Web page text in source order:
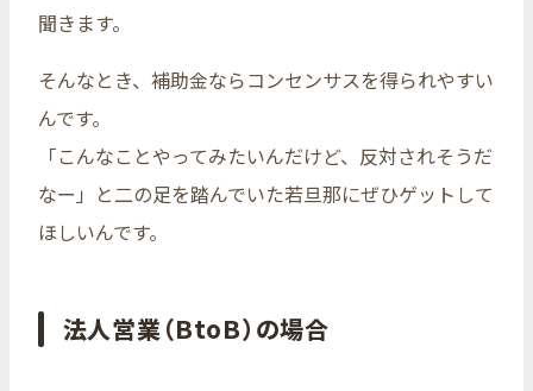
聞きます。
そんなとき、補助金ならコンセンサスを得られやすい
んです。
「こんなことやってみたいんだけど、反対されそうだ
なー」と二の足を踏んでいた若旦那にぜひゲットして
ほしいんです。
法人営業（ＢtoＢ）の場合